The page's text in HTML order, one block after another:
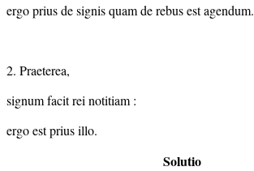
ergo prius de signis quam de rebus est agendum.
2. Praeterea,
signum facit rei notitiam :
ergo est prius illo.
Solutio